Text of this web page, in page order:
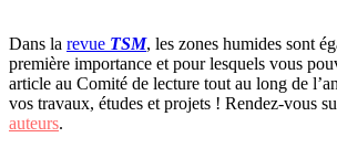
Dans la revue TSM, les zones humides sont
première importance et pour lesquels vous
article au Comité de lecture tout au long de
vos travaux, études et projets ! Rendez-vous
auteurs.